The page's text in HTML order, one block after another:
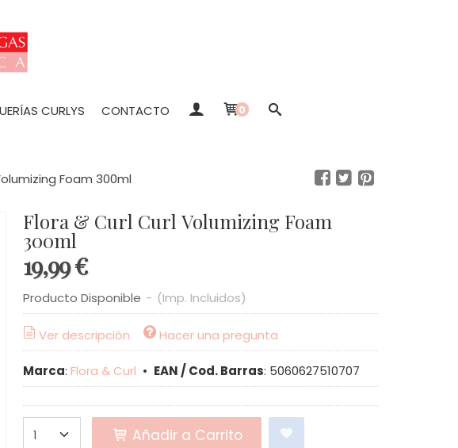
CURLYS CONTACTO 0
Foam 300ml
Flora & Curl Curl Volumizing Foam
300ml
19,99 €
Producto Disponible - (Imp. Incluidos)
Ver descripción Hacer una pregunta
Marca: Flora & Curl • EAN / Cod. Barras: 5060627510707
Añadir a Carrito